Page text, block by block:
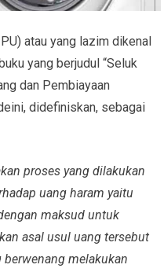
atau yang lazim dikenal
yang berjudul “Seluk
dan Pembiayaan
didefiniskan, sebagai
proses yang dilakukan
uang haram yaitu
maksud untuk
asal usul uang tersebut
melakukan